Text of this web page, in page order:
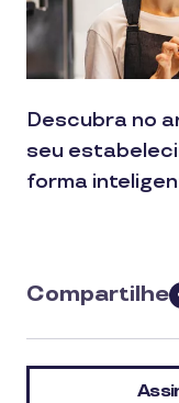
Descubra no
seu
forma
Compartilhe
this
article
on